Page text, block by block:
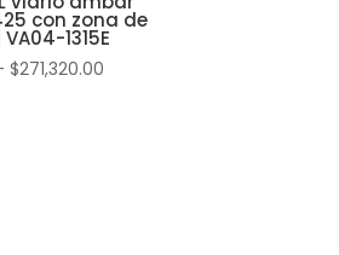
con zona de
1315E
$271,320.00